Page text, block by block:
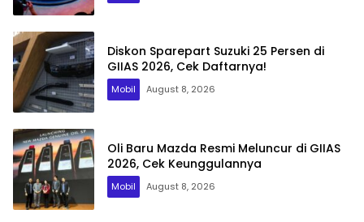
Diskon Sparepart Suzuki 25 Persen di
GIIAS 2026, Cek Daftarnya!
Mobil August 8, 2026
Oli Baru Mazda Resmi Meluncur di GIIAS
2026, Cek Keunggulannya
Mobil August 8, 2026